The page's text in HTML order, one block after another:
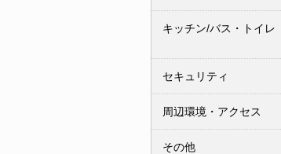
キッチン/バス・トイレ
セキュリティ
周辺環境・アクセス
その他